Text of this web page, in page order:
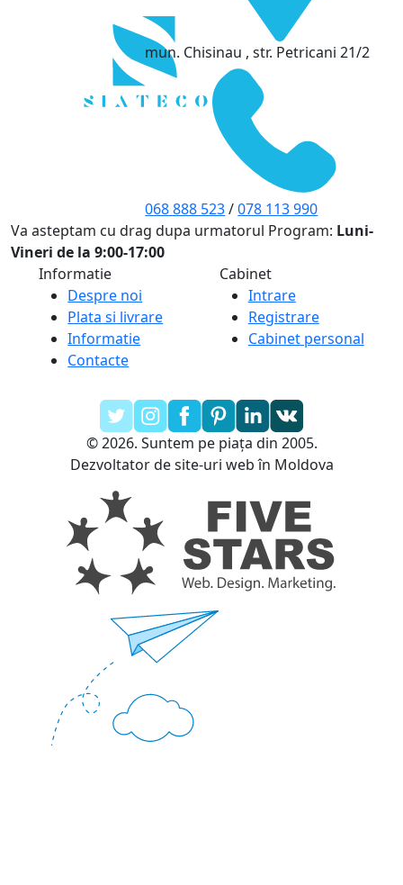
mun. Chisinau , str. Petricani 21/2
068 888 523/078 113 990
Va asteptam cu drag dupa urmatorul Program: Luni-
Vineri de la 9:00-17:00
Informatie
Despre noi
Plata si livrare
Informatie
Contacte
Cabinet
Intrare
Registrare
Cabinet personal
© 2026. Suntem pe piața din 2005.
Dezvoltator de site-uri web în Moldova